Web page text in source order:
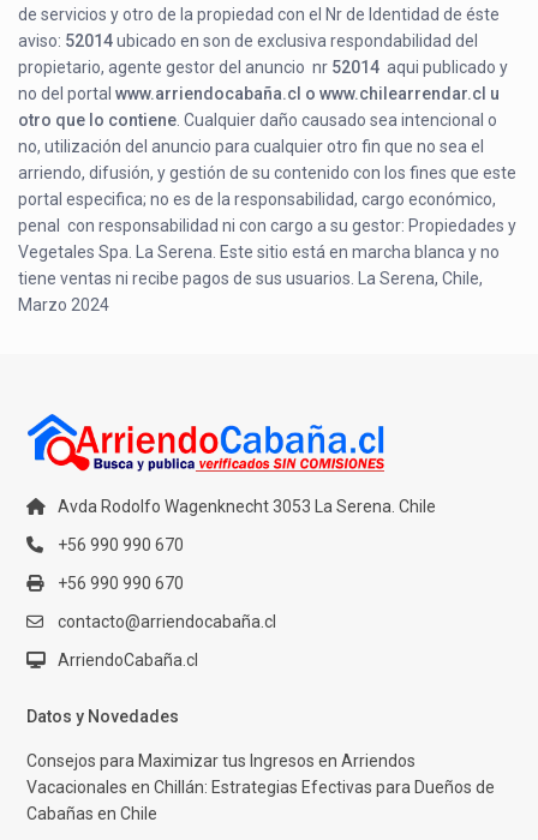
de servicios y otro de la propiedad con el Nr de Identidad de éste
aviso: 52014ubicado enson de exclusiva respondabilidad del
propietario, agente gestor del anuncio nr 52014 aqui publicado y
no del portalwww.arriendocabaña.cl o www.chilearrendar.cl u
otro que lo contiene . Cualquier daño causado sea intencional o
no, utilización del anuncio para cualquier otro fin que no sea el
arriendo, difusión, y gestión de su contenido con los fines que este
portal especifica; no es de la responsabilidad, cargo económico,
penal con responsabilidad ni con cargo a su gestor: Propiedades y
Vegetales Spa. La Serena. Este sitio está en marcha blanca y no
tiene ventas ni recibe pagos de sus usuarios. La Serena, Chile,
Marzo 2024
Avda Rodolfo Wagenknecht 3053 La Serena. Chile
+56 990 990 670
+56 990 990 670
contacto@arriendocabaña.cl
ArriendoCabaña.cl
Datos y Novedades
Consejos para Maximizar tus Ingresos en Arriendos
Vacacionales en Chillán: Estrategias Efectivas para Dueños de
Cabañas en Chile